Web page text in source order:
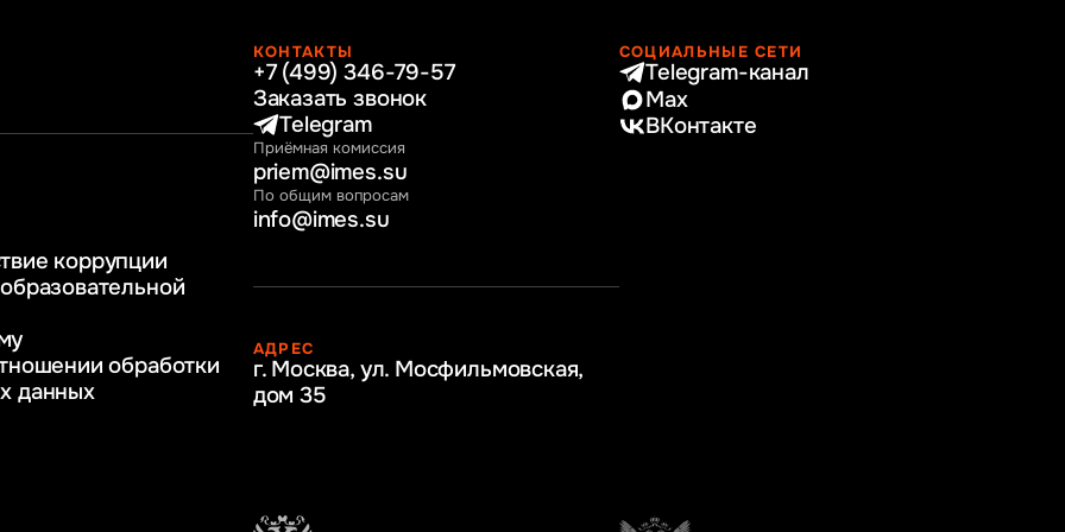
коррупции
обработки
данных
КОНТАКТЫ
+7 (499) 346-79-57
Заказать звонок
Telegram
Приёмная комиссия
priem@imes.su
По общим вопросам
info@imes.su
АДРЕС
г. Москва, ул. Мосфильмовская,
дом 35
СОЦИАЛЬНЫЕ СЕТИ
Telegram-канал
Max
ВКонтакте